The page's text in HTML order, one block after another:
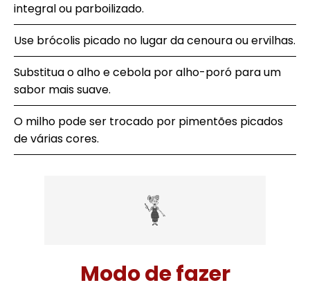
integral ou parboilizado.
Use brócolis picado no lugar da cenoura ou ervilhas.
Substitua o alho e cebola por alho-poró para um
sabor mais suave.
O milho pode ser trocado por pimentões picados
de várias cores.
Modo de fazer